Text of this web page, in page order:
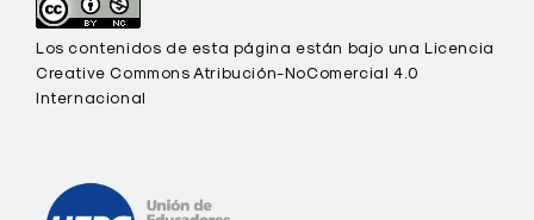
Los contenidos de esta página están bajo una Licencia
Creative Commons Atribución-NoComercial 4.0
Internacional